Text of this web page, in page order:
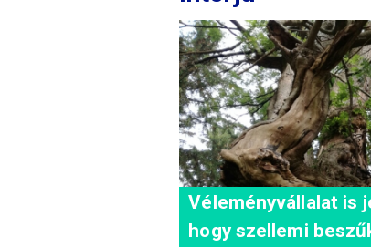
Véleményvállalat is
hogy szellemi